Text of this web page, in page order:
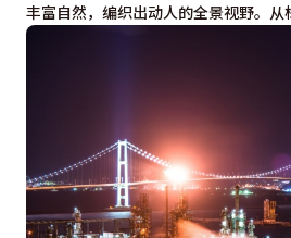
丰富自然，编织出动人的全景视野。